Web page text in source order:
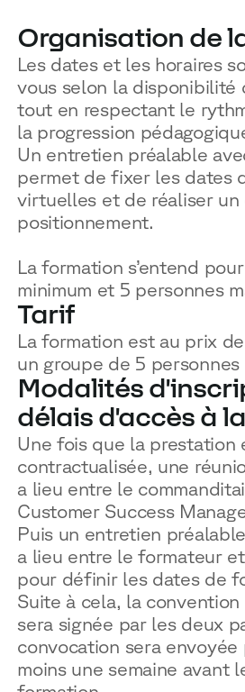
Organisation de
Les dates et les horaires
vous selon la disponibilité
tout en respectant le
la progression
Un entretien préalable
permet de fixer les dates
virtuelles et de réaliser un
positionnement.
La formation s’entend
minimum et 5 personnes
Tarif
La formation est au prix
un groupe de 5 personnes
Modalités
délais d'accès à
Une fois que la prestation
contractualisée, une
a lieu entre le
Customer Success
Puis un entretien
a lieu entre le formateur
pour définir les dates de
Suite à cela, la
sera signée par les deux
convocation sera envoyée
moins une semaine avant